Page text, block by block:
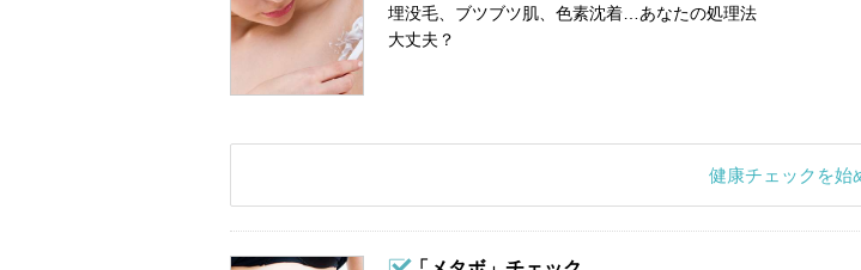
埋没毛、ブツブツ肌、色素沈着…あなたの処理法
大丈夫？
健康チェックを始